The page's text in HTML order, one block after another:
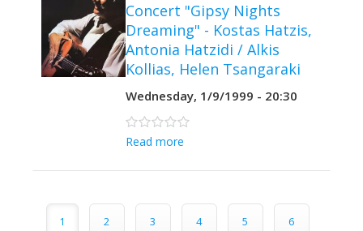
Concert "Gipsy Nights
Dreaming" - Kostas Hatzis,
Antonia Hatzidi / Alkis
Kollias, Helen Tsangaraki
Wednesday, 1/9/1999 - 20:30
0 stars
Read more
Pages
1 2 3 4 5 6